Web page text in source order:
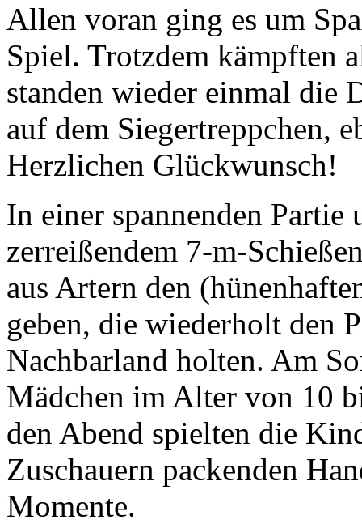
Allen voran ging es um
Spiel. Trotzdem kämpften
standen wieder einmal die
auf dem Siegertreppchen,
Herzlichen Glückwunsch!
In einer spannenden
zerreißendem 7-m-
aus Artern den
geben, die wiederholt den
Nachbarland holten. Am
Mädchen im Alter von 10
den Abend spielten die
Zuschauern packenden
Momente.